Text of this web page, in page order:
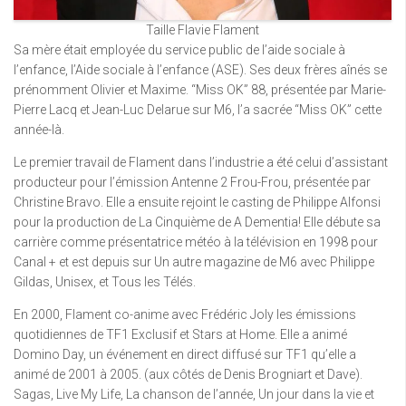
Taille Flavie Flament
Sa mère était employée du service public de l’aide sociale à
l’enfance, l’Aide sociale à l’enfance (ASE). Ses deux frères aînés se
prénomment Olivier et Maxime. “Miss OK” 88, présentée par Marie-
Pierre Lacq et Jean-Luc Delarue sur M6, l’a sacrée “Miss OK” cette
année-là.
Le premier travail de Flament dans l’industrie a été celui d’assistant
producteur pour l’émission Antenne 2 Frou-Frou, présentée par
Christine Bravo. Elle a ensuite rejoint le casting de Philippe Alfonsi
pour la production de La Cinquième de A Dementia! Elle débute sa
carrière comme présentatrice météo à la télévision en 1998 pour
Canal + et est depuis sur Un autre magazine de M6 avec Philippe
Gildas, Unisex, et Tous les Télés.
En 2000, Flament co-anime avec Frédéric Joly les émissions
quotidiennes de TF1 Exclusif et Stars at Home. Elle a animé
Domino Day, un événement en direct diffusé sur TF1 qu’elle a
animé de 2001 à 2005. (aux côtés de Denis Brogniart et Dave).
Sagas, Live My Life, La chanson de l’année, Un jour dans la vie et